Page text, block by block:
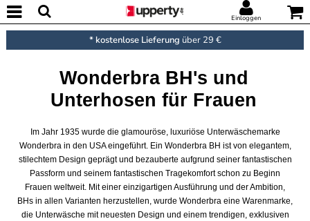
Einloggen
* kostenlose Lieferung über 29 €
Wonderbra BH's und
Unterhosen für Frauen
Im Jahr 1935 wurde die glamouröse, luxuriöse Unterwäschemarke
Wonderbra in den USA eingeführt. Ein Wonderbra BH ist von elegantem,
stilechtem Design geprägt und bezauberte aufgrund seiner fantastischen
Passform und seinem fantastischen Tragekomfort schon zu Beginn
Frauen weltweit. Mit einer einzigartigen Ausführung und der Ambition,
BHs in allen Varianten herzustellen, wurde Wonderbra eine Warenmarke,
die Unterwäsche mit neuesten Design und einem trendigen, exklusiven